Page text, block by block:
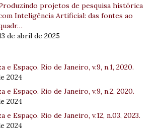
projetos de pesquisa histórica
Inteligência Artificial: das fontes ao
de abril de 2025
Espaço. Rio de Janeiro, v.9, n.1, 2020.
2024
Espaço. Rio de Janeiro, v.9, n.2, 2020.
2024
Espaço. Rio de Janeiro, v.12, n.03, 2023.
2024